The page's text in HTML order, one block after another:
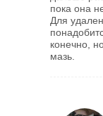
пока она
Для
конечно,
мазь.